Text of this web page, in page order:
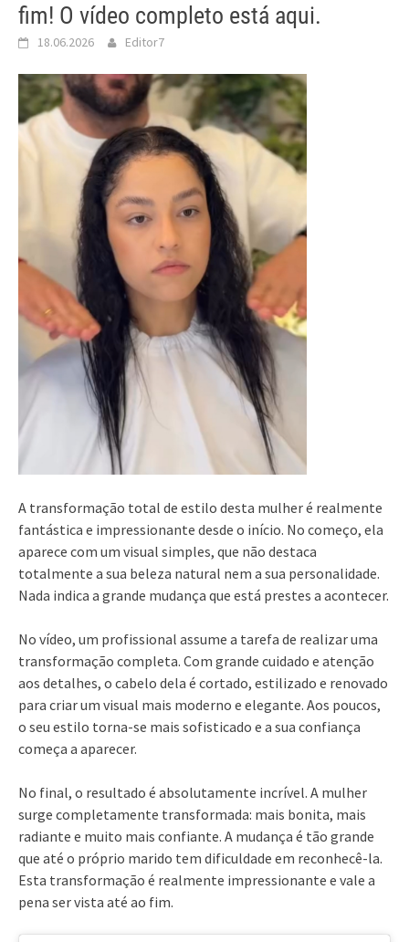
fim! O vídeo completo está aqui.
18.06.2026 Editor7
A transformação total de estilo desta mulher é realmente
fantástica e impressionante desde o início. No começo, ela
aparece com um visual simples, que não destaca
totalmente a sua beleza natural nem a sua personalidade.
Nada indica a grande mudança que está prestes a acontecer.
No vídeo, um profissional assume a tarefa de realizar uma
transformação completa. Com grande cuidado e atenção
aos detalhes, o cabelo dela é cortado, estilizado e renovado
para criar um visual mais moderno e elegante. Aos poucos,
o seu estilo torna-se mais sofisticado e a sua confiança
começa a aparecer.
No final, o resultado é absolutamente incrível. A mulher
surge completamente transformada: mais bonita, mais
radiante e muito mais confiante. A mudança é tão grande
que até o próprio marido tem dificuldade em reconhecê-la.
Esta transformação é realmente impressionante e vale a
pena ser vista até ao fim.